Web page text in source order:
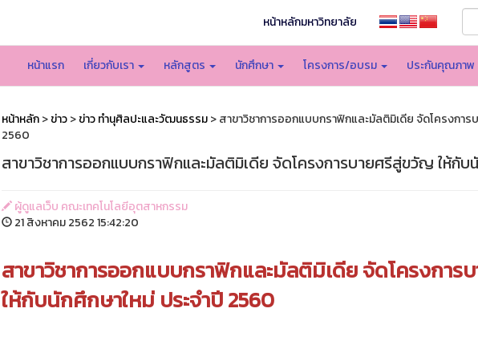
หน้าหลักมหาวิทยาลัย
หน้าแรก เกี่ยวกับเรา หลักสูตร นักศึกษา โครงการ/อบรม ประกันคุณภาพ
หน้าหลัก>ข่าว>ข่าว ทำนุศิลปะและวัฒนธรรม> สาขาวิชาการออกแบบกราฟิกและมัลติมิเดีย จัดโครงกา
2560
สาขาวิชาการออกแบบกราฟิกและมัลติมิเดีย จัดโครงการบายศรีสู่ขวัญ ให้กับ
ผู้ดูแลเว็บ คณะเทคโนโลยีอุตสาหกรรม
21 สิงหาคม 2562 15:42:20
สาขาวิชาการออกแบบกราฟิกและมัลติมิเดีย จัดโครงกา
ให้กับนักศึกษาใหม่ ประจำปี 2560